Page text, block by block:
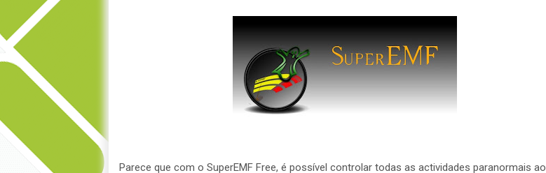
Parece que com o SuperEMF Free, é possível controlar todas as actividades paranormais ao